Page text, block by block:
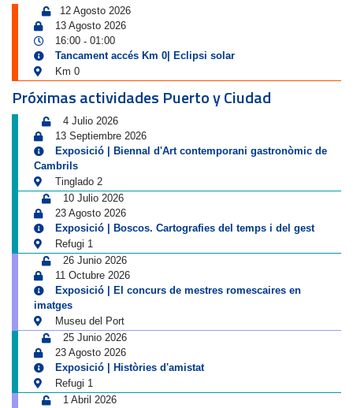
12 Agosto 2026
13 Agosto 2026
16:00 - 01:00
Tancament accés Km 0| Eclipsi solar
Km 0
Próximas actividades Puerto y Ciudad
4 Julio 2026
13 Septiembre 2026
Exposició | Biennal d'Art contemporani gastronòmic de
Cambrils
Tinglado 2
10 Julio 2026
23 Agosto 2026
Exposició | Boscos. Cartografies del temps i del gest
Refugi 1
26 Junio 2026
11 Octubre 2026
Exposició | El concurs de mestres romescaires en
imatges
Museu del Port
25 Junio 2026
23 Agosto 2026
Exposició | Històries d'amistat
Refugi 1
1 Abril 2026